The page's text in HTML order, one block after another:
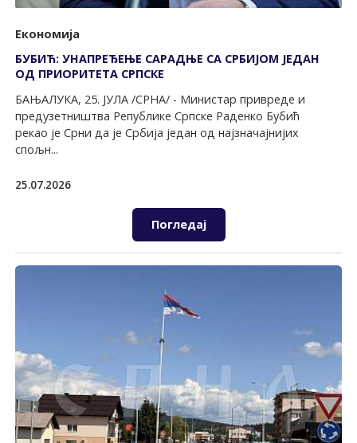
Економија
БУБИЋ: УНАПРЕЂЕЊЕ САРАДЊЕ СА СРБИЈОМ ЈЕДАН
ОД ПРИОРИТЕТА СРПСКЕ
БАЊАЛУКА, 25. ЈУЛА /СРНА/ - Министар привреде и
предузетништва Републике Српске Раденко Бубић
рекао је Срни да је Србија један од најзначајнијих
спољн...
25.07.2026
Погледај